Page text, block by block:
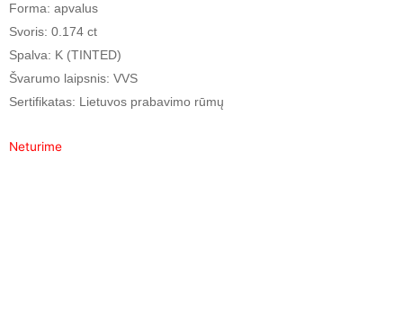
Forma: apvalus
Svoris: 0.174 ct
Spalva: K (TINTED)
Švarumo laipsnis: VVS
Sertifikatas: Lietuvos prabavimo rūmų
Neturime